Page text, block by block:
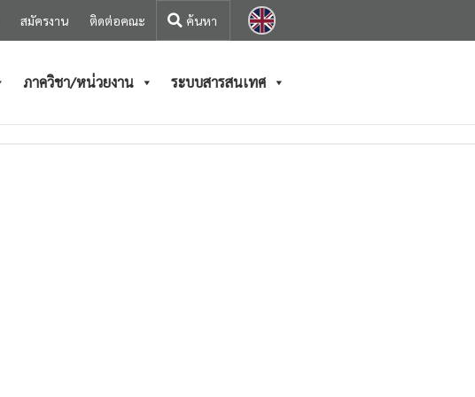
สมัครงาน ติดต่อคณะ
ภาควิชา/หน่วยงาน ระบบสารสนเทศ